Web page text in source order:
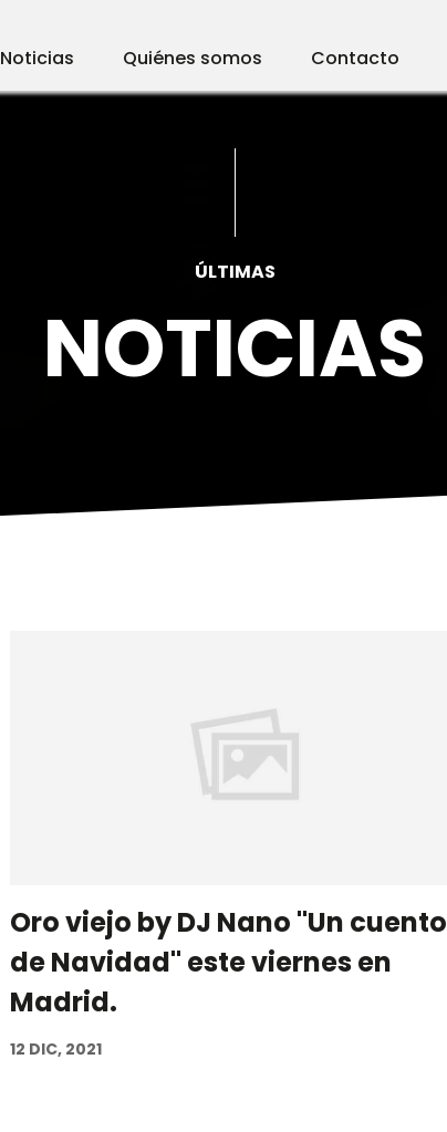
Noticias Quiénes somos Contacto
ÚLTIMAS
NOTICIAS
Oro viejo by DJ Nano "Un cuento
de Navidad" este viernes en
Madrid.
12 DIC, 2021